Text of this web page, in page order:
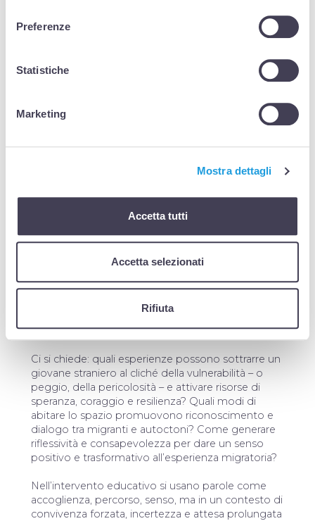
Preferenze
Statistiche
Marketing
Mostra dettagli
Accetta tutti
Accetta selezionati
Rifiuta
luoghi dove sostare o intrecciare relazioni.
relaziona. Ma il disorientamento spaziale,
esistenziale, relazionale, informativo necessita di
frammentato, centrato su una logica
dell’abitare i territori, del vivere lo spazio dentro e
nell’esperienza quotidiana. I movimenti dei giovani
migranti collocati in strutture di prima e seconda
accoglienza svelano vissuti e rappresentazioni, in
relazione alle pratiche, ai contesti e
livello sociale, alle situazioni concrete che rendono
visibili i migranti e ingaggiano i cittadini nella
convivenza generativa.
Ci si chiede: quali esperienze possono sottrarre un
giovane straniero al cliché della vulnerabilità – o
peggio, della pericolosità – e attivare risorse di
speranza, coraggio e resilienza? Quali modi di
abitare lo spazio promuovono riconoscimento e
dialogo tra migranti e autoctoni? Come generare
riflessività e consapevolezza per dare un senso
positivo e trasformativo all’esperienza migratoria?
Nell’intervento educativo si usano parole come
accoglienza, percorso, senso, ma in un contesto di
convivenza forzata, incertezza e attesa prolungata